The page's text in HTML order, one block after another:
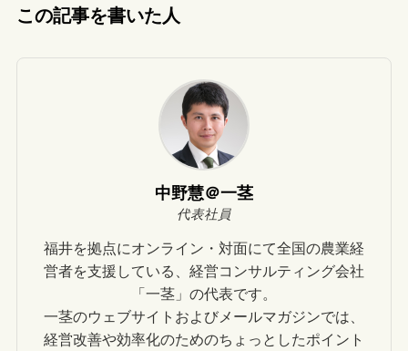
この記事を書いた人
中野慧＠一茎
代表社員
福井を拠点にオンライン・対面にて全国の農業経
営者を支援している、経営コンサルティング会社
「一茎」の代表です。
一茎のウェブサイトおよびメールマガジンでは、
経営改善や効率化のためのちょっとしたポイント